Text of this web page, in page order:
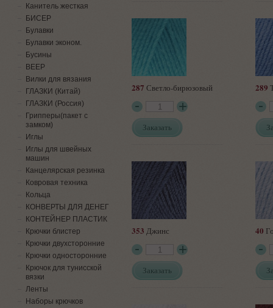
287 Светло-бирюзовый
Заказать
289
353 Джинс
Заказать
40
Канитель жесткая
БИСЕР
Булавки
Булавки эконом.
Бусины
ВЕЕР
Вилки для вязания
ГЛАЗКИ (Китай)
ГЛАЗКИ (Россия)
Грипперы(пакет с
замком)
Иглы
Иглы для швейных
машин
Канцелярская резинка
Ковровая техника
Кольца
КОНВЕРТЫ ДЛЯ ДЕНЕГ
КОНТЕЙНЕР ПЛАСТИК
Крючки блистер
Крючки двухсторонние
Крючки односторонние
Крючок для тунисской
вязки
Ленты
Наборы крючков